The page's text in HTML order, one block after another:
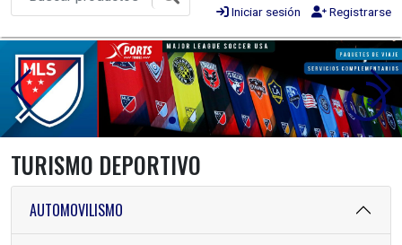
Iniciar sesión
Registrarse
1s
TURISMO DEPORTIVO
AUTOMOVILISMO